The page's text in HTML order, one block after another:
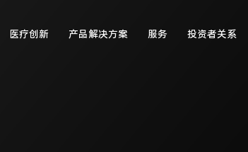
医疗创新 产品解决方案 服务 投资者关系